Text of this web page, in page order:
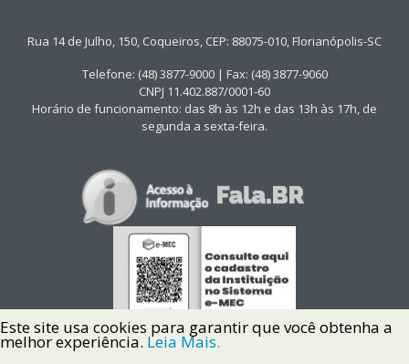
Rua 14 de Julho, 150, Coqueiros, CEP: 88075-010, Florianópolis-SC
Telefone: (48) 3877-9000 | Fax: (48) 3877-9060
CNPJ 11.402.887/0001-60
Horário de funcionamento: das 8h às 12h e das 13h às 17h, de
segunda a sexta-feira.
Este site usa cookies para garantir que você obtenha a
melhor experiência. Leia Mais.